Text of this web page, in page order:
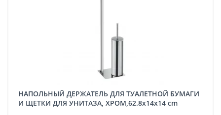
НАПОЛЬНЫЙ ДЕРЖАТЕЛЬ ДЛЯ ТУАЛЕТНОЙ БУМАГИ
И ЩЕТКИ ДЛЯ УНИТАЗА, ХРОМ,62.8x14x14 cm